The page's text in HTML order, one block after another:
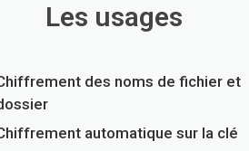
Les usages
des noms de fichier et
automatique sur la clé